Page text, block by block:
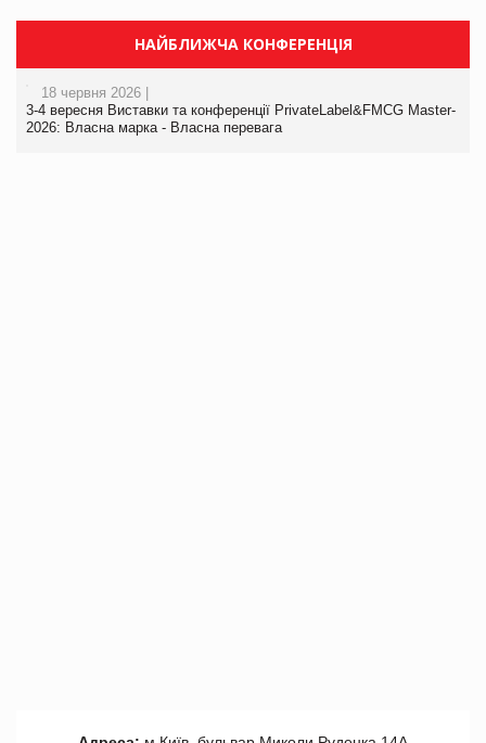
НАЙБЛИЖЧА КОНФЕРЕНЦІЯ
18 червня 2026 |
3-4 вересня Виставки та конференції PrivateLabel&FMCG Master-
2026: Власна марка - Власна перевага